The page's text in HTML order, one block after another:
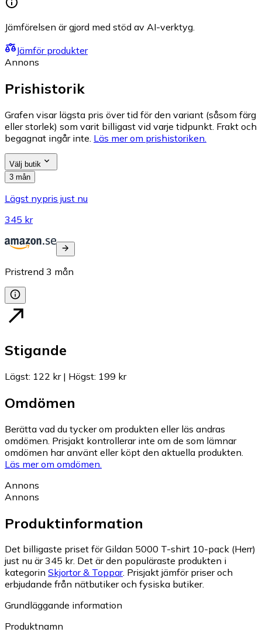
Jämförelsen är gjord med stöd av AI-verktyg.
Jämför produkter
Annons
Prishistorik
Grafen visar lägsta pris över tid för den variant (såsom färg
eller storlek) som varit billigast vid varje tidpunkt. Frakt och
begagnat ingår inte. Läs mer om prishistoriken.
Välj butik
3 mån
Lägst nypris just nu
345 kr
Pristrend 3 mån
Stigande
Lägst: 122 kr| Högst: 199 kr
Omdömen
Berätta vad du tycker om produkten eller läs andras
omdömen. Prisjakt kontrollerar inte om de som lämnar
omdömen har använt eller köpt den aktuella produkten.
Läs mer om omdömen.
Annons
Annons
Produktinformation
Det billigaste priset för Gildan 5000 T-shirt 10-pack (Herr)
just nu är 345 kr. Det är den populäraste produkten i
kategorin Skjortor & Toppar. Prisjakt jämför priser och
erbjudande från nätbutiker och fysiska butiker.
Grundläggande information
Produktnamn